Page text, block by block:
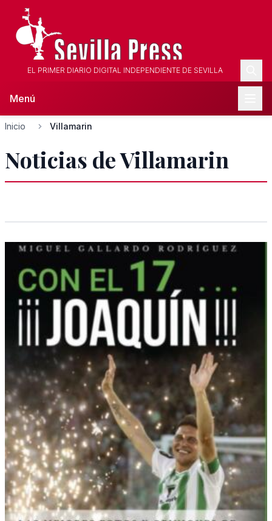
EL PRIMER DIARIO DIGITAL INDEPENDIENTE DE SEVILLA
Menú
Inicio Villamarin
Noticias de Villamarin